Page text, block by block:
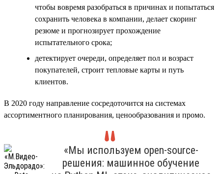
чтобы вовремя разобраться в причинах и попытаться
сохранить человека в компании, делает скоринг
резюме и прогнозирует прохождение
испытательного срока;
детектирует очереди, определяет пол и возраст
покупателей, строит тепловые карты и путь
клиентов.
В 2020 году направление сосредоточится на системах
ассортиментного планирования, ценообразования и промо.
«Мы используем open-source-
решения: машинное обучение